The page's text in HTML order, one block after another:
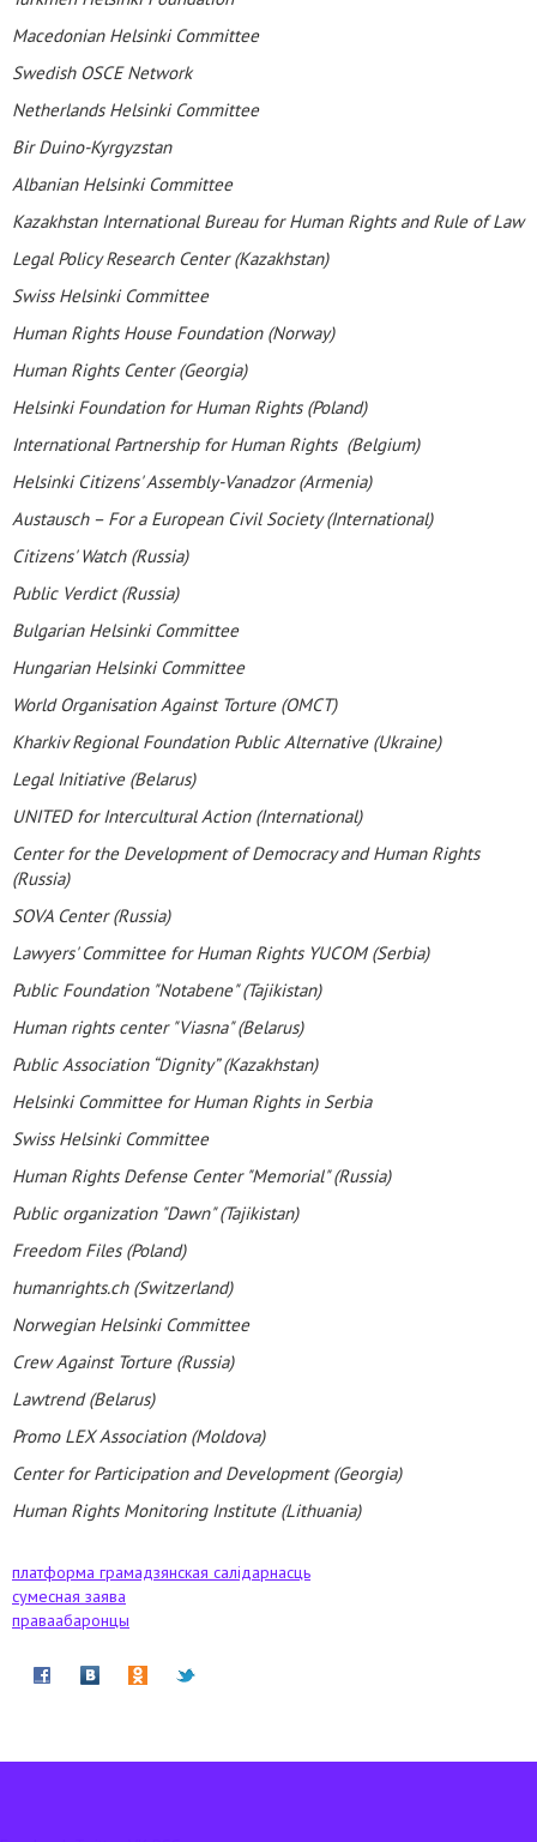
Macedonian Helsinki Committee
Swedish OSCE Network
Netherlands Helsinki Committee
Bir Duino-Kyrgyzstan
Albanian Helsinki Committee
Kazakhstan International Bureau for Human Rights and Rule of Law
Legal Policy Research Center (Kazakhstan)
Swiss Helsinki Committee
Human Rights House Foundation (Norway)
Human Rights Center (Georgia)
Helsinki Foundation for Human Rights (Poland)
International Partnership for Human Rights (Belgium)
Helsinki Citizens' Assembly-Vanadzor (Armenia)
Austausch – For a European Civil Society (International)
Citizens' Watch (Russia)
Public Verdict (Russia)
Bulgarian Helsinki Committee
Hungarian Helsinki Committee
World Organisation Against Torture (OMCT)
Kharkiv Regional Foundation Public Alternative (Ukraine)
Legal Initiative (Belarus)
UNITED for Intercultural Action (International)
Center for the Development of Democracy and Human Rights
(Russia)
SOVA Center (Russia)
Lawyers' Committee for Human Rights YUCOM (Serbia)
Public Foundation "Notabene" (Tajikistan)
Human rights center "Viasna" (Belarus)
Public Association “Dignity” (Kazakhstan)
Helsinki Committee for Human Rights in Serbia
Swiss Helsinki Committee
Human Rights Defense Center "Memorial" (Russia)
Public organization "Dawn" (Tajikistan)
Freedom Files (Poland)
humanrights.ch (Switzerland)
Norwegian Helsinki Committee
Crew Against Torture (Russia)
Lawtrend (Belarus)
Promo LEX Association (Moldova)
Center for Participation and Development (Georgia)
Human Rights Monitoring Institute (Lithuania)
платформа грамадзянская салідарнасць
сумесная заява
праваабаронцы